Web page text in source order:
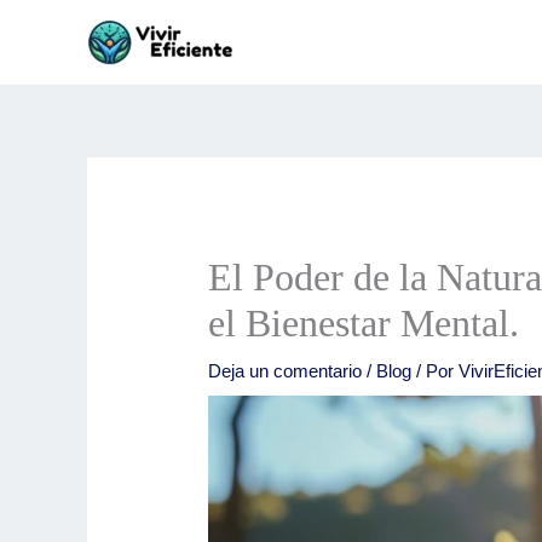
El Poder de la
el Bienestar Mental.
Deja un comentario / Blog / Por